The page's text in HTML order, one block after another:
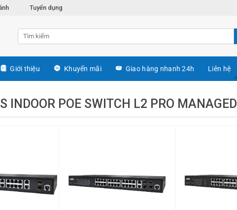
Tuyển dụng
Giới thiệu Khuyến mãi Giao hàng nhanh 24h Liên hệ
INDOOR POE SWITCH L2 PRO MANAGED